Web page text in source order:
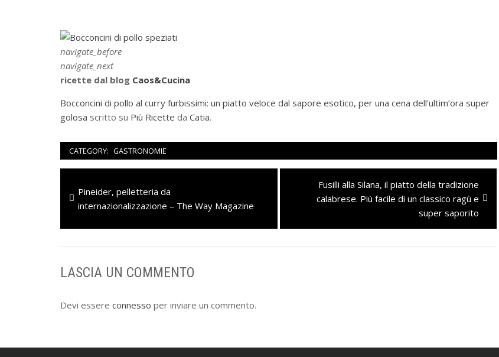
navigate_before
navigate_next
ricette dal blog Caos&Cucina
Bocconcini di pollo al curry furbissimi: un piatto veloce dal sapore esotico, per una cena dell’ultim’ora super
golosa scritto su Più Ricette da Catia.
CATEGORY: GASTRONOMIE
articoli
Previous
post:
Pineider, pelletteria da
internazionalizzazione – The Way Magazine
Next
post:
Fusilli alla Silana, il piatto della tradizione
calabrese. Più facile di un classico ragù e
super saporito
LASCIA UN COMMENTO
Devi essere connesso per inviare un commento.